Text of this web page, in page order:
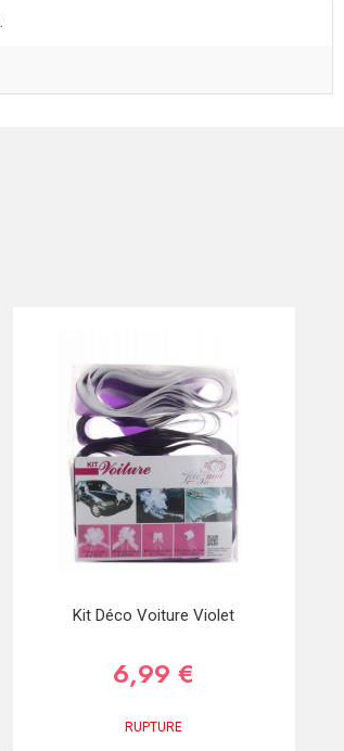
Kit Déco Voiture Violet
6,99 €
RUPTURE